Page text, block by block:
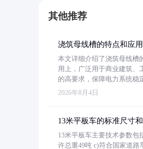
其他推荐
浇筑母线槽的特点和应
本文详细介绍了浇筑母线槽
用上，广泛用于商业建筑、
的高要求，保障电力系统稳
2026年8月4日
13米平板车的标准尺寸
13米平板车主要技术参数包
许总重49吨 c)符合国家道